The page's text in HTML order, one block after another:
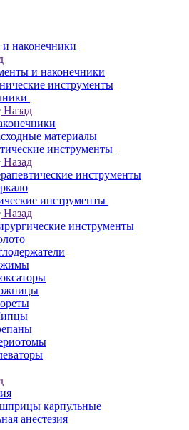
наконечники
и наконечники
инструменты
Назад
материалы
инструменты
Назад
инструменты
инструменты
Назад
инструменты
карпульные
анестезия